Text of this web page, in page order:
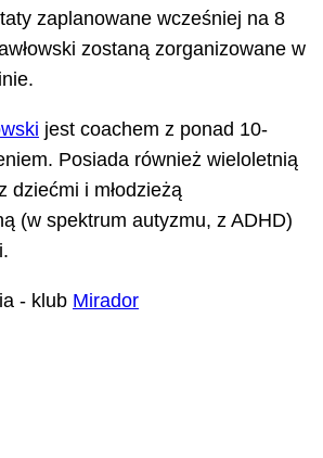
zaplanowane wcześniej na 8
zostaną zorganizowane w
jest coachem z ponad 10-
Posiada również wieloletnią
dziećmi i młodzieżą
(w spektrum autyzmu, z ADHD)
- klub Mirador